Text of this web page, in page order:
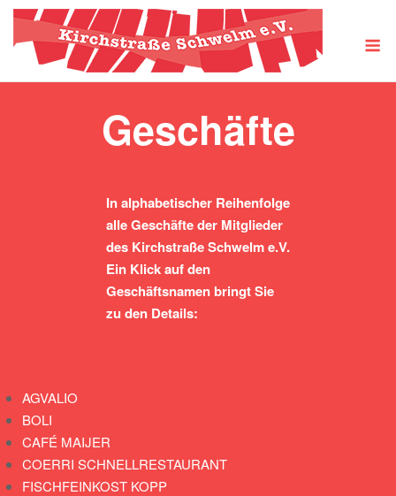
Skip
content
Geschäfte
In alphabetischer Reihenfolge
alle Geschäfte der Mitglieder
des Kirchstraße Schwelm e.V.
Ein Klick auf den
Geschäftsnamen bringt Sie
zu den Details:
AGVALIO
BOLI
CAFÉ MAIJER
COERRI SCHNELLRESTAURANT
FISCHFEINKOST KOPP